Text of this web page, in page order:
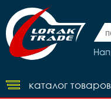
каталог товаров